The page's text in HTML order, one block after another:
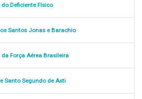
do Deficiente Físico
Santos Jonas e Barachio
da Força Aérea Brasileira
Santo Segundo de Asti